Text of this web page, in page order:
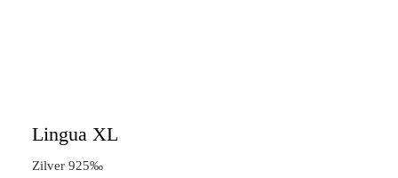
Lingua XL
Zilver 925‰